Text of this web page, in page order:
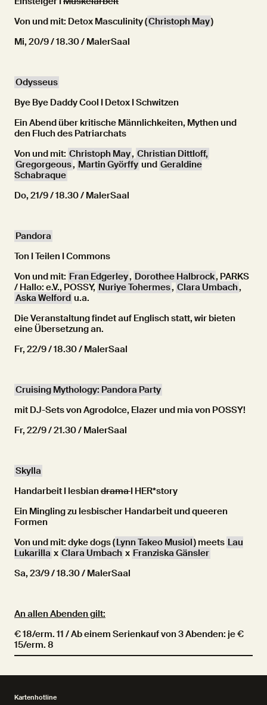
Von und mit: Detox Masculinity (Christoph May)
Mi, 20/9 / 18.30 / MalerSaal
Odysseus
Bye Bye Daddy Cool I Detox I Schwitzen
Ein Abend über kritische Männlichkeiten, Mythen und
den Fluch des Patriarchats
Von und mit: Christoph May, Christian Dittloff,
Gregorgeous, Martin Györffy und Geraldine
Schabraque
Do, 21/9 / 18.30 / MalerSaal
Pandora
Ton I Teilen I Commons
Von und mit: Fran Edgerley, Dorothee Halbrock, PARKS
/ Hallo: e.V., POSSY, Nuriye Tohermes, Clara Umbach,
Aska Welford u.a.
Die Veranstaltung findet auf Englisch statt, wir bieten
eine Übersetzung an.
Fr, 22/9 / 18.30 / MalerSaal
Cruising Mythology: Pandora Party
mit DJ-Sets von Agrodolce, Elazer und mia von POSSY!
Fr, 22/9 / 21.30 / MalerSaal
Skylla
Handarbeit I lesbiandramaI HER*story
Ein Mingling zu lesbischer Handarbeit und queeren
Formen
Von und mit: dyke dogs (Lynn Takeo Musiol) meets Lau
Lukarilla x Clara Umbach x Franziska Gänsler
Sa, 23/9 / 18.30 / MalerSaal
An allen Abenden gilt:
€ 18/erm. 11 / Ab einem Serienkauf von 3 Abenden: je €
15/erm. 8
Kartenhotline